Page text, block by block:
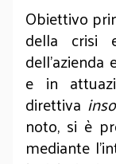
Obiettivo
della crisi
dell’azienda
e in
direttiva
noto, si è
mediante